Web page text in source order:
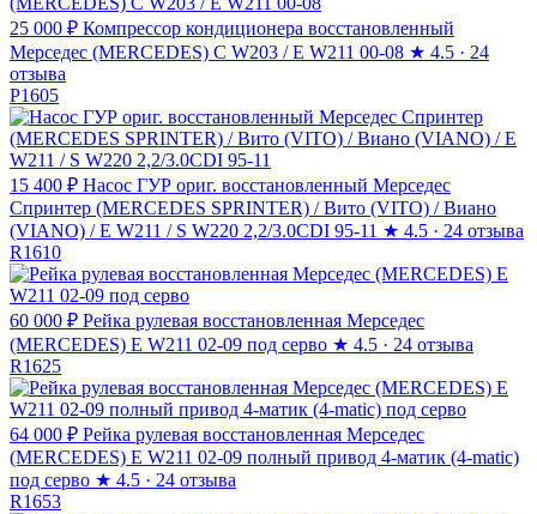
25 000 ₽ Компрессор кондиционера восстановленный
Мерседес (MERCEDES) C W203 / E W211 00-08 ★ 4.5 · 24
отзыва
P1605
15 400 ₽ Насос ГУР ориг. восстановленный Мерседес
Спринтер (MERCEDES SPRINTER) / Вито (VITO) / Виано
(VIANO) / E W211 / S W220 2,2/3.0CDI 95-11 ★ 4.5 · 24 отзыва
R1610
60 000 ₽ Рейка рулевая восстановленная Мерседес
(MERCEDES) E W211 02-09 под серво ★ 4.5 · 24 отзыва
R1625
64 000 ₽ Рейка рулевая восстановленная Мерседес
(MERCEDES) E W211 02-09 полный привод 4-матик (4-matic)
под серво ★ 4.5 · 24 отзыва
R1653